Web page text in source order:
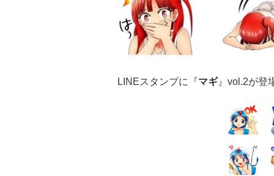
LINEスタンプに『マギ』vol.2が登